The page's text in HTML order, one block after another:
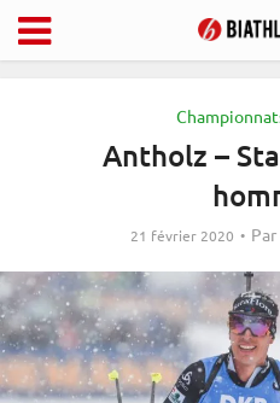
Antholz –
21 février 2020 Par